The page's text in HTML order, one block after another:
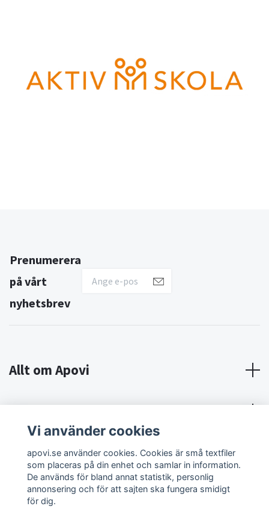
Prenumerera
på vårt
nyhetsbrev
Allt om Apovi
Om Apovi
Sociala medier
Vi använder cookies
apovi.se använder cookies. Cookies är små textfiler
som placeras på din enhet och samlar in information.
De används för bland annat statistik, personlig
annonsering och för att sajten ska fungera smidigt
för dig.